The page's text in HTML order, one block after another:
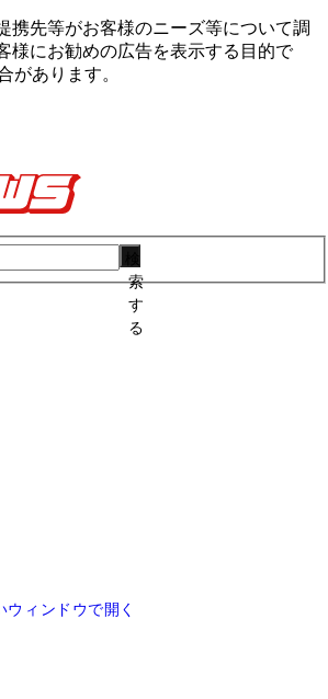
携先等がお客様のニーズ等について調
様にお勧めの広告を表⽰する⽬的で
があります。
索
す
る
ウィンドウで開く